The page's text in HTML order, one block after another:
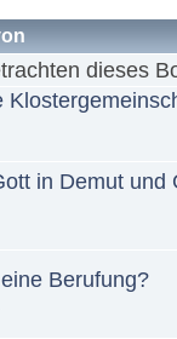
dieses
in Demut und
Berufung?